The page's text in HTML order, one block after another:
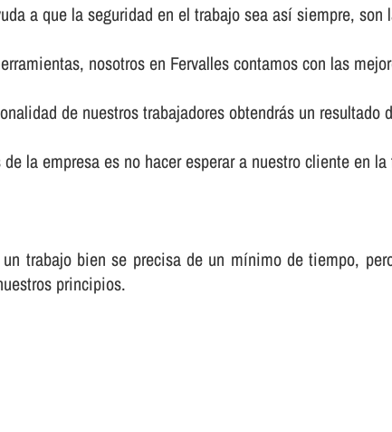
a que la seguridad en el trabajo sea así­ siempre, son
nosotros en Fervalles contamos con las
de nuestros trabajadores obtendrás un resultado
la empresa es no hacer esperar a nuestro cliente en
trabajo bien se precisa de un mí­nimo de tiempo,
principios.